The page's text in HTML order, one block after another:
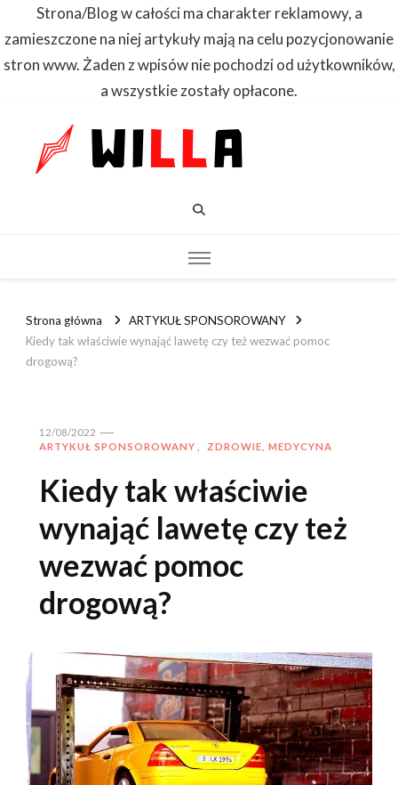
Strona/Blog w całości ma charakter reklamowy, a
zamieszczone na niej artykuły mają na celu pozycjonowanie
stron www. Żaden z wpisów nie pochodzi od użytkowników,
a wszystkie zostały opłacone.
Strona główna
ARTYKUŁ SPONSOROWANY
Kiedy tak właściwie wynająć lawetę czy też wezwać pomoc
drogową?
12/08/2022
ARTYKUŁ SPONSOROWANY
ZDROWIE, MEDYCYNA
Kiedy tak właściwie
wynająć lawetę czy też
wezwać pomoc
drogową?